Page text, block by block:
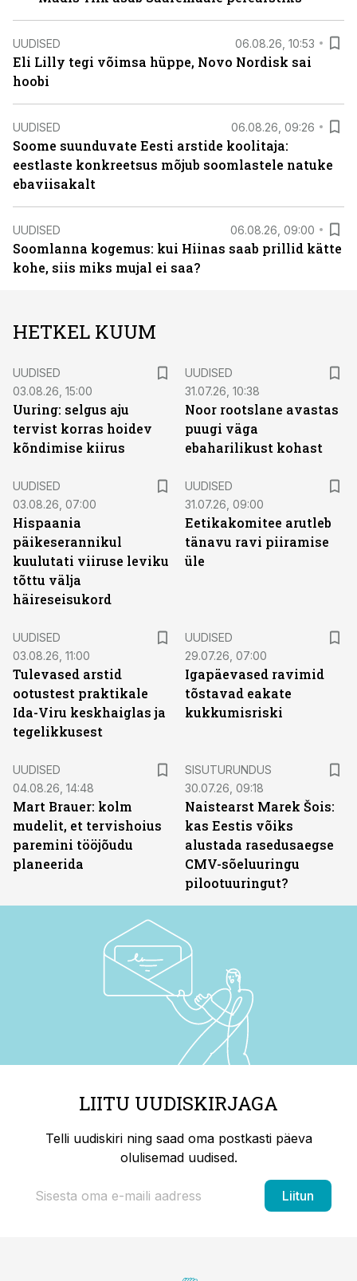
UUDISED 06.08.26, 10:53
Eli Lilly tegi võimsa hüppe, Novo Nordisk sai
hoobi
UUDISED 06.08.26, 09:26
Soome suunduvate Eesti arstide koolitaja:
eestlaste konkreetsus mõjub soomlastele natuke
ebaviisakalt
UUDISED 06.08.26, 09:00
Soomlanna kogemus: kui Hiinas saab prillid kätte
kohe, siis miks mujal ei saa?
HETKEL KUUM
UUDISED
03.08.26, 15:00
Uuring: selgus aju
tervist korras hoidev
kõndimise kiirus
UUDISED
31.07.26, 10:38
Noor rootslane avastas
puugi väga
ebaharilikust kohast
UUDISED
03.08.26, 07:00
Hispaania
päikeserannikul
kuulutati viiruse leviku
tõttu välja
häireseisukord
UUDISED
31.07.26, 09:00
Eetikakomitee arutleb
tänavu ravi piiramise
üle
UUDISED
03.08.26, 11:00
Tulevased arstid
ootustest praktikale
Ida-Viru keskhaiglas ja
tegelikkusest
UUDISED
29.07.26, 07:00
Igapäevased ravimid
tõstavad eakate
kukkumisriski
UUDISED
04.08.26, 14:48
Mart Brauer: kolm
mudelit, et tervishoius
paremini tööjõudu
planeerida
SISUTURUNDUS
30.07.26, 09:18
Naistearst Marek Šois:
kas Eestis võiks
alustada rasedusaegse
CMV-sõeluuringu
pilootuuringut?
LIITU UUDISKIRJAGA
Telli uudiskiri ning saad oma postkasti päeva
olulisemad uudised.
Liitun